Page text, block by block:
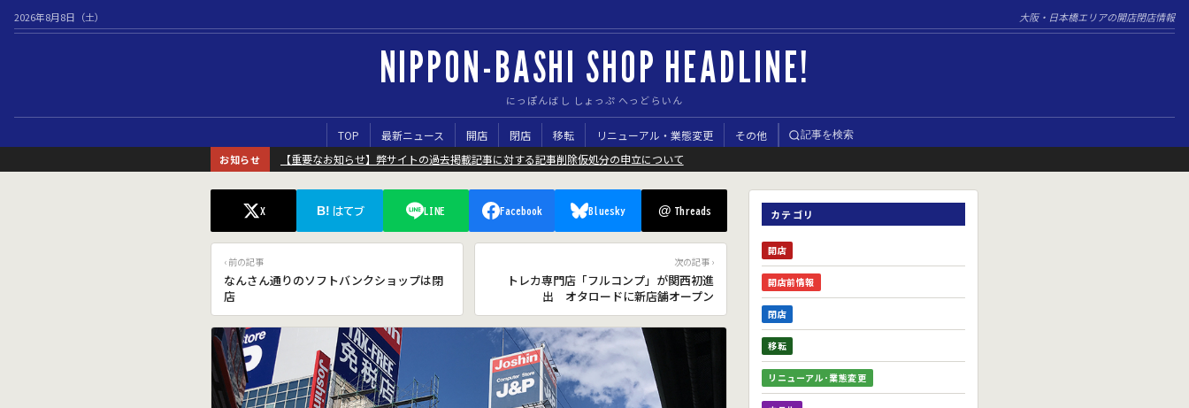
2026年8月8日（土） 大阪・日本橋エリアの開店閉店情報
NIPPON-BASHI SHOP HEADLINE!
にっぽんばし しょっぷ へっどらいん
TOP 最新ニュース 開店 閉店 移転 リニューアル・業態変更 その他 記事を検索
お知らせ 【重要なお知らせ】弊サイトの過去掲載記事に対する記事削除仮処分の申立について
X B! はてブ LINE Facebook Bluesky @ Threads
‹ 前の記事
なんさん通りのソフトバンクショップは閉
店
次の記事 ›
トレカ専門店「フルコンプ」が関西初進
出 オタロードに新店舗オープン
カテゴリ
開店
開店前情報
閉店
移転
リニューアル･業態変更